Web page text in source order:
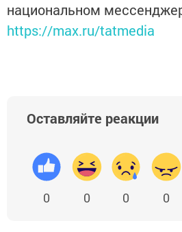
национальном
https://max.ru/tatmedia
Оставляйте реакции
0 0 0 0